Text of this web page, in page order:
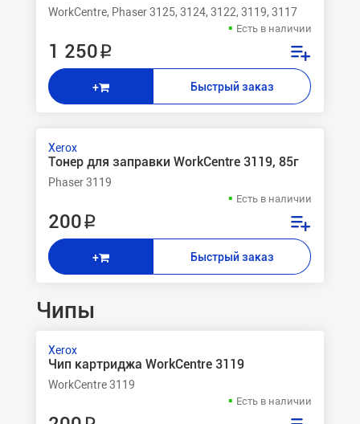
WorkCentre, Phaser 3125, 3124, 3122, 3119, 3117
Есть в наличии
1 250 ₽
+ Быстрый заказ
Xerox
Тонер для заправки WorkCentre 3119, 85г
Phaser 3119
Есть в наличии
200 ₽
+ Быстрый заказ
Чипы
Xerox
Чип картриджа WorkCentre 3119
WorkCentre 3119
Есть в наличии